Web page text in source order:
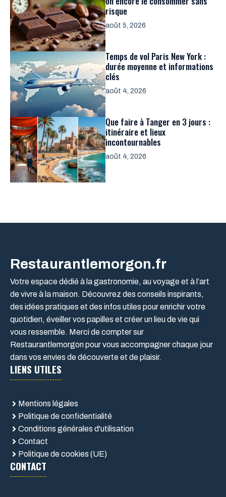
risque
août 5, 2026
Temps de vol Paris New York :
durée moyenne et informations
clés
août 4, 2026
Que faire à Tanger en 3 jours :
itinéraire et lieux
incontournables
août 4, 2026
Restaurantlemorgon.fr
Votre espace dédié à la gastronomie, au voyage et à l’art
de vivre à la maison. Découvrez des conseils inspirants,
des idées pratiques et des infos utiles pour enrichir votre
quotidien, éveiller vos papilles et créer un lieu de vie qui
vous ressemble. Merci de compter sur
Restaurantlemorgon pour vous accompagner chaque jour
dans vos envies de découverte et de plaisir.
LIENS UTILES
Mentions légales
Politique de confidentialité
Conditions générales d'utilisation
Contact
Politique de cookies (UE)
CONTACT